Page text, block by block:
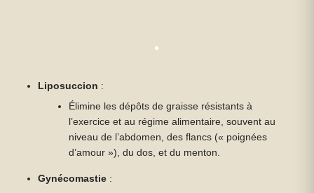
Liposuccion :
Élimine les dépôts de graisse résistants à
l’exercice et au régime alimentaire, souvent au
niveau de l’abdomen, des flancs (« poignées
d’amour »), du dos, et du menton.
Gynécomastie :